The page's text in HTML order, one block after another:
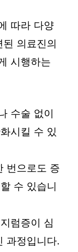
따라 다양
의료진의
시행하는
수술 없이
시킬 수 있
번으로도 증
수 있습니
럼증이 심
과정입니다.